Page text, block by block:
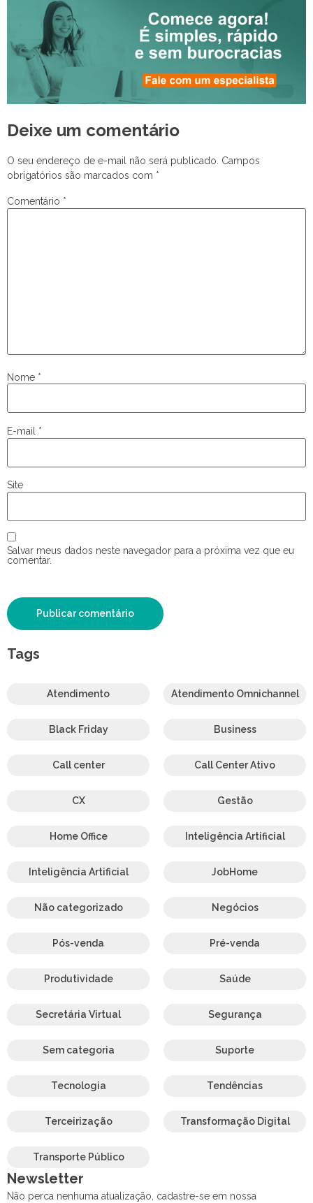
Deixe um comentário
O seu endereço de e-mail não será publicado. Campos
obrigatórios são marcados com *
Comentário *
Nome *
E-mail *
Site
Salvar meus dados neste navegador para a próxima vez que eu
comentar.
Tags
Atendimento Atendimento Omnichannel
Black Friday Business
Call center Call Center Ativo
CX Gestão
Home Office Inteligência Artificial
Inteligência Artificial JobHome
Não categorizado Negócios
Pós-venda Pré-venda
Produtividade Saúde
Secretária Virtual Segurança
Sem categoria Suporte
Tecnologia Tendências
Terceirização Transformação Digital
Transporte Público
Newsletter
Não perca nenhuma atualização, cadastre-se em nossa